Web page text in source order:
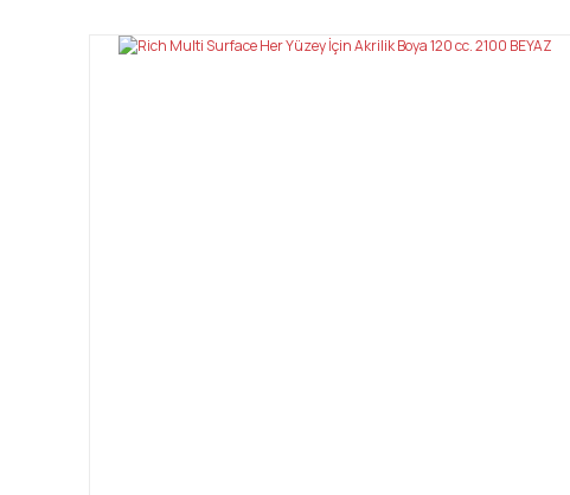
Ürün resmi kalitesiz, bozuk veya görüntülenemiyor.